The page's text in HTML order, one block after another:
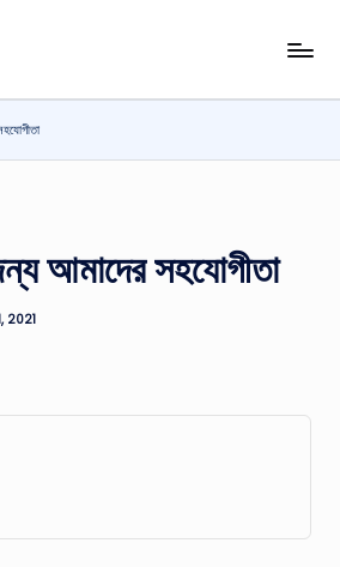
আমাদের সহযোগীতা
2021